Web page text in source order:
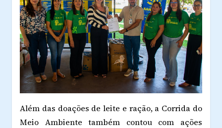
Além das doações de leite e ração, a Corrida do
Meio Ambiente também contou com ações